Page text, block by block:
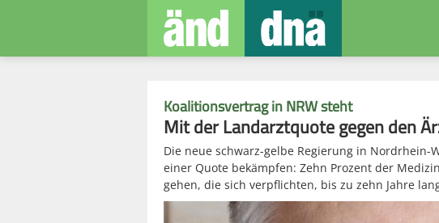
Koalitionsvertrag in NRW steht
Mit der Landarztquote gegen den
Die neue schwarz-gelbe Regierung in
einer Quote bekämpfen: Zehn Prozent der
gehen, die sich verpflichten, bis zu zehn Jahre